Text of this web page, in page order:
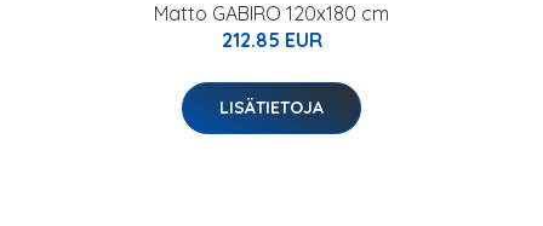
Matto GABIRO 120x180 cm
212.85 EUR
LISÄTIETOJA